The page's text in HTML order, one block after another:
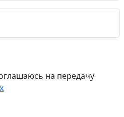
на передачу